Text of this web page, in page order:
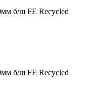
б/ш FE Recycled
б/ш FE Recycled